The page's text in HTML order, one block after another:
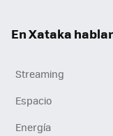
En Xataka
Streaming
Espacio
Energía